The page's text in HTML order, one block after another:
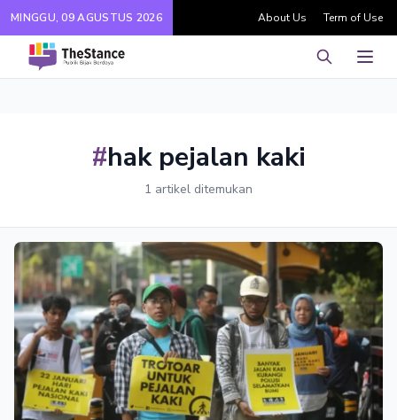
MINGGU, 09 AGUSTUS 2026 About Us Term of Use
Pencarian
#hak pejalan kaki
1 artikel ditemukan